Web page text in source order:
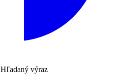
Hľadaný výraz